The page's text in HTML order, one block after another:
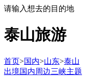
请输入想去的目的地
泰山旅游
首页>国内>山东>泰山
出境国内周边三峡主题